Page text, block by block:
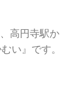
高円寺駅か
い』です。